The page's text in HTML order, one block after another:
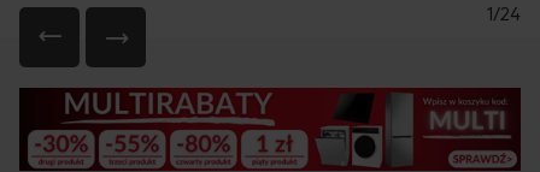
1/24
początek
galerii